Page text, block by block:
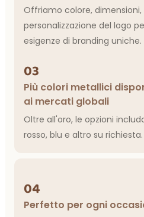
Offriamo colore,
personalizzazione del logo
esigenze di branding uniche.
03
Più colori metallici
ai mercati globali
Oltre all'oro, le opzioni
rosso, blu e altro su richiesta.
04
Perfetto per ogni